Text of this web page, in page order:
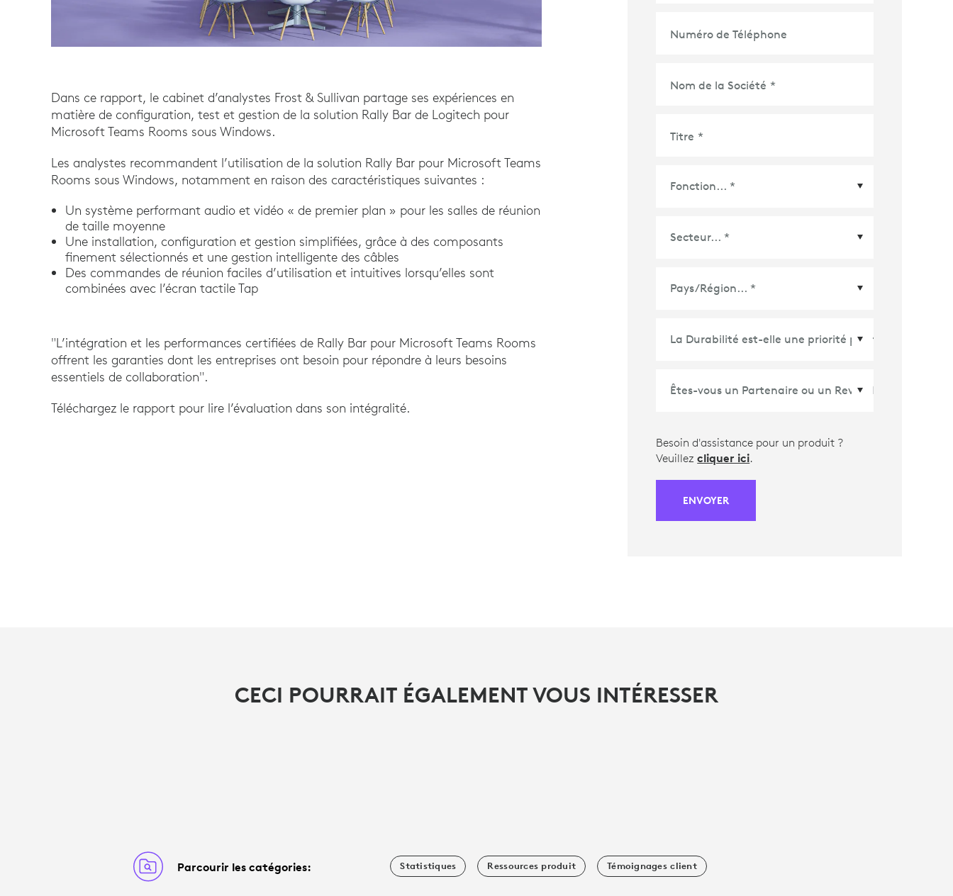
Dans ce rapport, le cabinet d’analystes Frost & Sullivan partage ses expériences en
matière de configuration, test et gestion de la solution Rally Bar de Logitech pour
Microsoft Teams Rooms sous Windows.
Les analystes recommandent l’utilisation de la solution Rally Bar pour Microsoft Teams
Rooms sous Windows, notamment en raison des caractéristiques suivantes :
Un système performant audio et vidéo « de premier plan » pour les salles de réunion
de taille moyenne
Une installation, configuration et gestion simplifiées, grâce à des composants
finement sélectionnés et une gestion intelligente des câbles
Des commandes de réunion faciles d’utilisation et intuitives lorsqu’elles sont
combinées avec l’écran tactile Tap
"L’intégration et les performances certifiées de Rally Bar pour Microsoft Teams Rooms
offrent les garanties dont les entreprises ont besoin pour répondre à leurs besoins
essentiels de collaboration".
Téléchargez le rapport pour lire l’évaluation dans son intégralité.
Numéro de Téléphone
Nom de la Société *
Titre *
Pays/Région *
Besoin d'assistance pour un produit ?
Veuillezcliquer ici.
ENVOYER
CECI POURRAIT ÉGALEMENT VOUS INTÉRESSER
Parcourir les catégories: Statistiques Ressources produit Témoignages client